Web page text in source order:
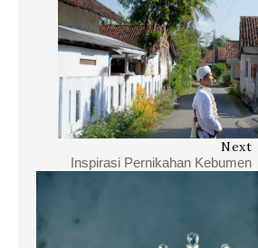
Next
Inspirasi Pernikahan Kebumen